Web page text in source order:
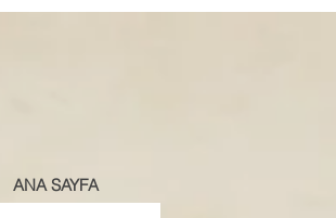
ANA SAYFA